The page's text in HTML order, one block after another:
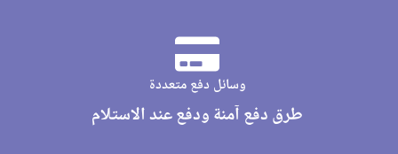
وسائل دفع متعددة
طرق دفع آمنة ودفع عند الاستلام